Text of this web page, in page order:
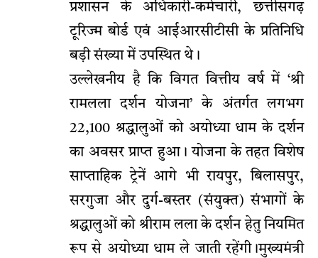
प्रशासन के अधिकारी-कर्मचारी, छत्तीसगढ़
टूरिज्म बोर्ड एवं आईआरसीटीसी के प्रतिनिधि
बड़ी संख्या में उपस्थित थे।
उल्लेखनीय है कि विगत वित्तीय वर्ष में ‘श्री
रामलला दर्शन योजना’ के अंतर्गत लगभग
22,100 श्रद्धालुओं को अयोध्या धाम के दर्शन
का अवसर प्राप्त हुआ। योजना के तहत विशेष
साप्ताहिक ट्रेनें आगे भी रायपुर, बिलासपुर,
सरगुजा और दुर्ग-बस्तर (संयुक्त) संभागों के
श्रद्धालुओं को श्रीराम लला के दर्शन हेतु नियमित
रूप से अयोध्या धाम ले जाती रहेंगी।मुख्यमंत्री